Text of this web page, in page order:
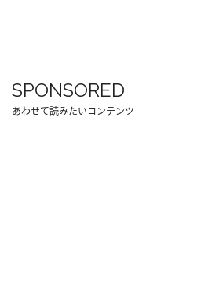
SPONSORED
あわせて読みたいコンテンツ